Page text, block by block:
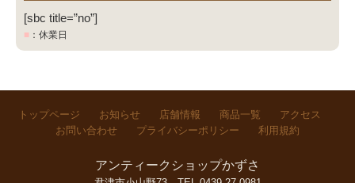
[sbc title=”no”]
■ ：休業日
トップページ お知らせ 店舗情報 商品一覧
アクセス
お問い合わせ
プライバシーポリシー 利用規約
アンティークショップかずさ